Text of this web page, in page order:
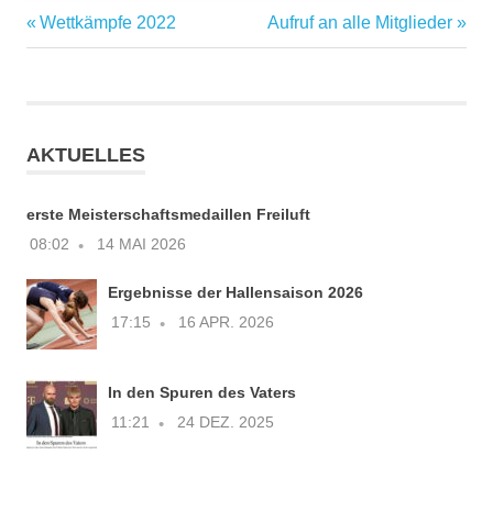
Beitragsnavigation
Vorheriger
Beitrag:
Wettkämpfe 2022
Nächster
Beitrag:
Aufruf an alle Mitglieder
AKTUELLES
erste Meisterschaftsmedaillen Freiluft
08:02 14 MAI 2026
Ergebnisse der Hallensaison 2026
17:15 16 APR. 2026
In den Spuren des Vaters
11:21 24 DEZ. 2025